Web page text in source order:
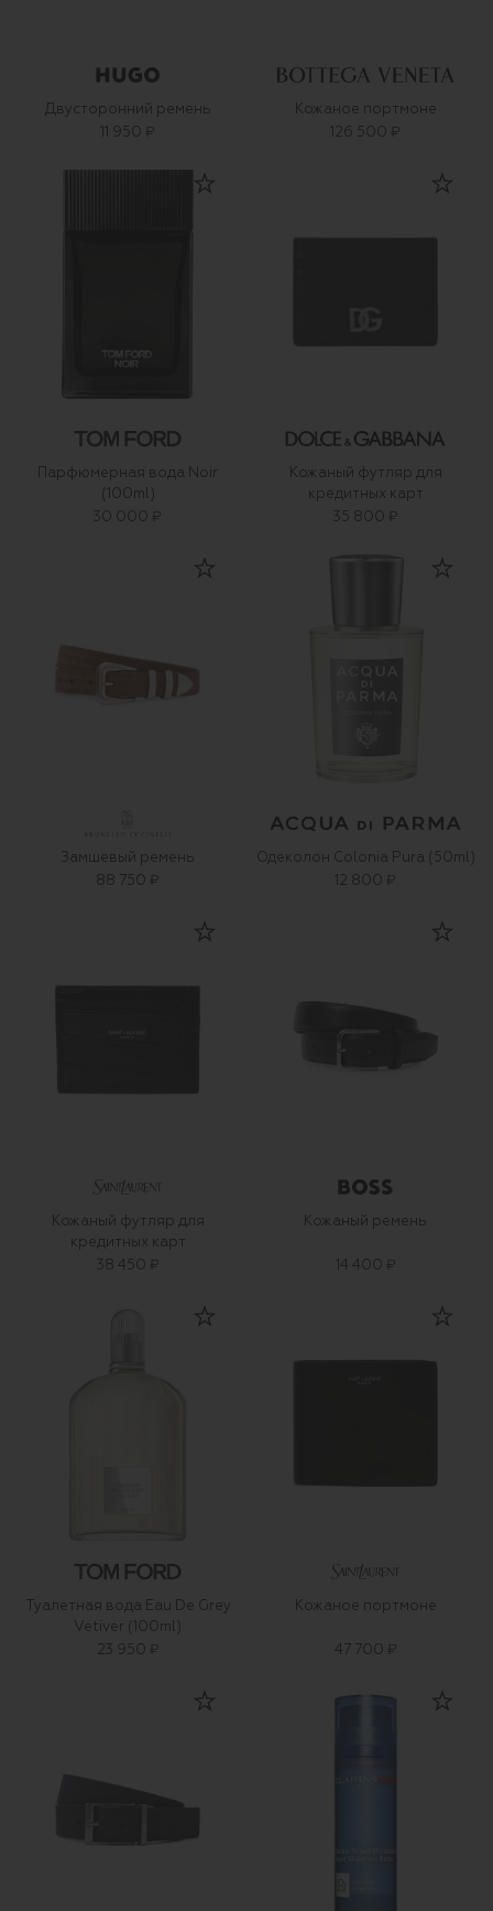
Двусторонний ремень
11 950 ₽
Кожаное портмоне
126 500 ₽
Парфюмерная вода Noir
(100ml)
30 000 ₽
Кожаный футляр для
кредитных карт
35 800 ₽
Замшевый ремень
88 750 ₽
Одеколон Colonia Pura (50ml)
12 800 ₽
Кожаный футляр для
кредитных карт
38 450 ₽
Кожаный ремень
14 400 ₽
Туалетная вода Eau De Grey
Vetiver (100ml)
23 950 ₽
Кожаное портмоне
47 700 ₽